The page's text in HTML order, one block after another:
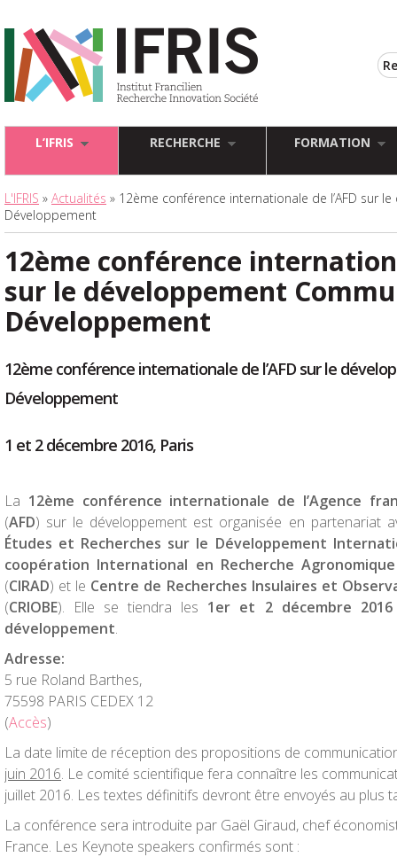
L’IFRIS RECHERCHE FORMATION
L'IFRIS » Actualités » 12ème conférence internationale de l’AFD sur
Développement
12ème conférence
sur le développement
Développement
12ème conférence internationale de l’AFD sur le
Développement
1 et 2 décembre 2016, Paris
La 12ème conférence internationale de l’Agence
(AFD) sur le développement est organisée en partenariat
Études et Recherches sur le Développement
coopération International en Recherche
(CIRAD) et le Centre de Recherches Insulaires et
(CRIOBE). Elle se tiendra les 1er et 2 décembre 2016
développement.
Adresse:
5 rue Roland Barthes,
75598 PARIS CEDEX 12
(Accès)
La date limite de réception des propositions de
juin 2016. Le comité scientifique fera connaître les
juillet 2016. Les textes définitifs devront être envoyés au plus
La conférence sera introduite par Gaël Giraud, chef
France. Les Keynote speakers confirmés sont :